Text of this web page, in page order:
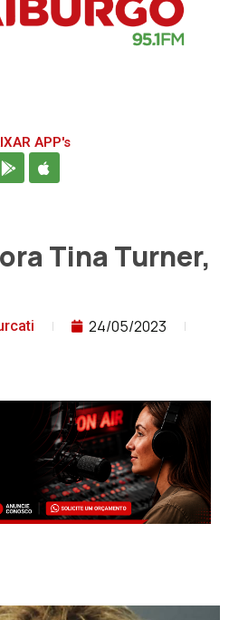
APP's
Tina Turner,
24/05/2023